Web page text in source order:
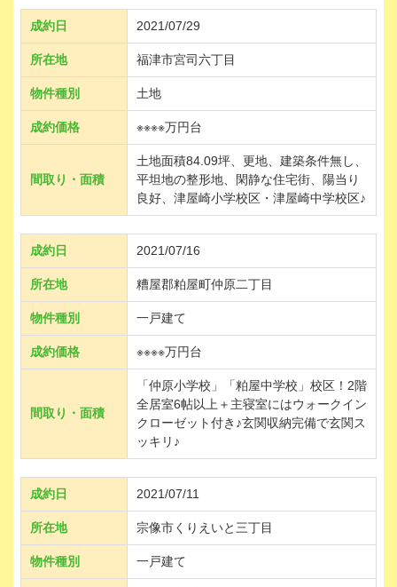
成約日 2021/07/29
所在地 福津市宮司六丁目
物件種別 土地
成約価格 ※※※※万円台
間取り・面積
土地面積84.09坪、更地、建築条件無し、
平坦地の整形地、閑静な住宅街、陽当り
良好、津屋崎小学校区・津屋崎中学校区♪
成約日 2021/07/16
所在地 糟屋郡粕屋町仲原二丁目
物件種別 一戸建て
成約価格 ※※※※万円台
間取り・面積
「仲原小学校」「粕屋中学校」校区！2階
全居室6帖以上＋主寝室にはウォークイン
クローゼット付き♪玄関収納完備で玄関ス
ッキリ♪
成約日 2021/07/11
所在地 宗像市くりえいと三丁目
物件種別 一戸建て